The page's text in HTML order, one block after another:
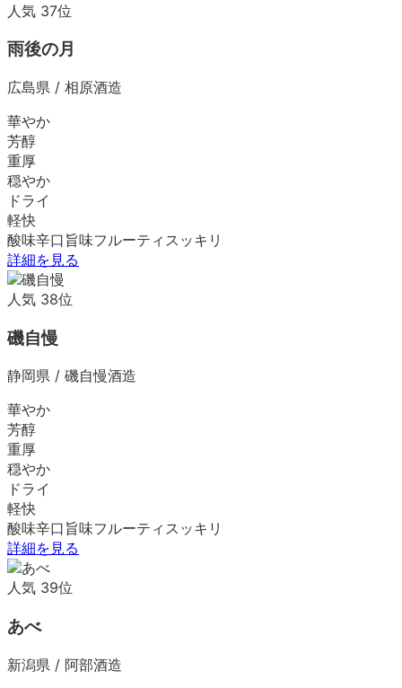
人気 37位
雨後の月
広島県 / 相原酒造
華やか
芳醇
重厚
穏やか
ドライ
軽快
酸味辛口 旨味フルーティ スッキリ
詳細を見る
人気 38位
磯自慢
静岡県 / 磯自慢酒造
華やか
芳醇
重厚
穏やか
ドライ
軽快
酸味辛口 旨味フルーティ スッキリ
詳細を見る
人気 39位
あべ
新潟県 / 阿部酒造